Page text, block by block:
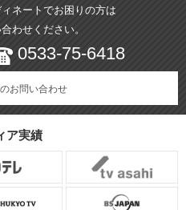
ネートでお困りの方は
わせください。
0533-75-6418
お問い合わせ
ア実績